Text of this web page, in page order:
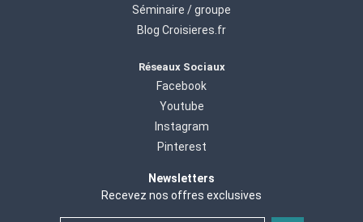
Séminaire / groupe
Blog Croisieres.fr
Réseaux Sociaux
Facebook
Youtube
Instagram
Pinterest
Newsletters
Recevez nos offres exclusives